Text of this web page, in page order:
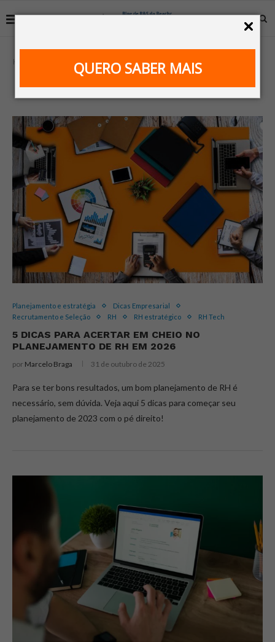
QUERO SABER MAIS
Home RH estratégico
Planejamento e estratégia
Dicas Empresarial
Recrutamento e Seleção
RH RH estratégico RH Tech
5 DICAS PARA ACERTAR EM CHEIO NO
PLANEJAMENTO DE RH EM 2026
por Marcelo Braga 31 de outubro de 2025
Para se ter bons resultados, um bom planejamento de RH é
necessário, sem dúvida. Veja aqui 5 dicas para começar seu
planejamento de 2023 com o pé direito!